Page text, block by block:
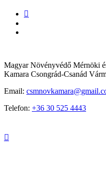
Magyar Növényvédő Mérnöki
Kamara Csongrád-Csanád
Email:
Telefon: +36 30 525 4443